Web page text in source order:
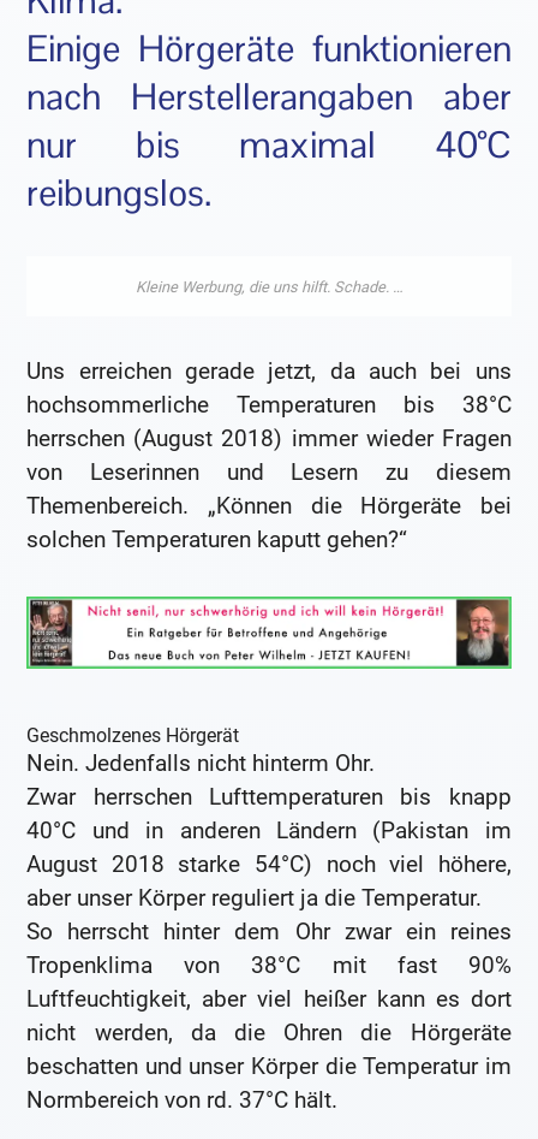
Einige Hörgeräte funktionieren
nach Herstellerangaben aber
nur bis maximal 40°C
reibungslos.
Uns erreichen gerade jetzt, da auch bei uns
hochsommerliche Temperaturen bis 38°C
herrschen (August 2018) immer wieder Fragen
von Leserinnen und Lesern zu diesem
Themenbereich. „Können die Hörgeräte bei
solchen Temperaturen kaputt gehen?“
Geschmolzenes Hörgerät
Nein. Jedenfalls nicht hinterm Ohr.
Zwar herrschen Lufttemperaturen bis knapp
40°C und in anderen Ländern (Pakistan im
August 2018 starke 54°C) noch viel höhere,
aber unser Körper reguliert ja die Temperatur.
So herrscht hinter dem Ohr zwar ein reines
Tropenklima von 38°C mit fast 90%
Luftfeuchtigkeit, aber viel heißer kann es dort
nicht werden, da die Ohren die Hörgeräte
beschatten und unser Körper die Temperatur im
Normbereich von rd. 37°C hält.